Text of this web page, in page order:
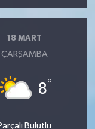
18 MART
ÇARŞAMBA
8°
Bulutlu